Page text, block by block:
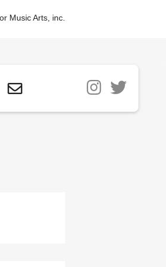
Music Arts, inc.